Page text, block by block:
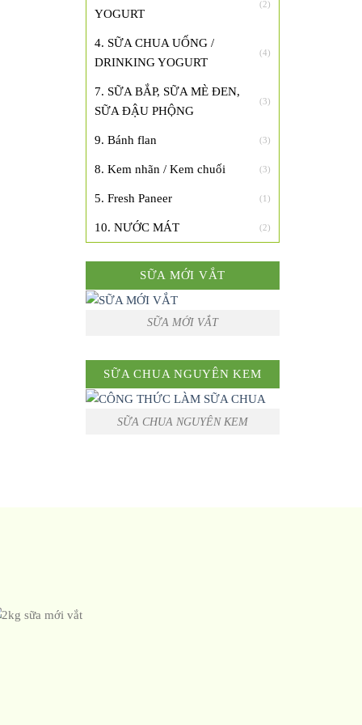
YOGURT
(2)
4. SỮA CHUA UỐNG /
DRINKING YOGURT
(4)
7. SỮA BẮP, SỮA MÈ ĐEN,
SỮA ĐẬU PHỘNG
(3)
9. Bánh flan (3)
8. Kem nhãn / Kem chuối (3)
5. Fresh Paneer (1)
10. NƯỚC MÁT (2)
SỮA MỚI VẮT
SỮA MỚI VẮT
SỮA CHUA NGUYÊN KEM
SỮA CHUA NGUYÊN KEM